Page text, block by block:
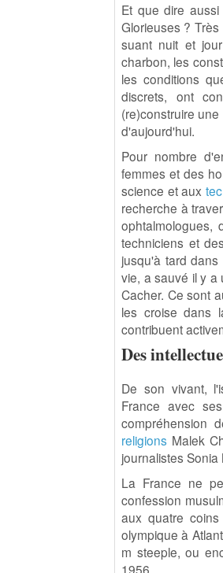
Et que dire
Glorieuses ?
suant nuit et
charbon, les
les conditions
discrets, ont
(re)construire
d'aujourd'hui.
Pour nombre
femmes et des
science et aux
recherche à
ophtalmologues,
techniciens et
jusqu'à tard
vie, a sauvé il y a
Cacher. Ce sont
les croise dans
contribuent
Des
De son vivant,
France avec
compréhension
religions Malek
journalistes
La France ne
confession
aux quatre
olympique à
m steeple, ou
1956.